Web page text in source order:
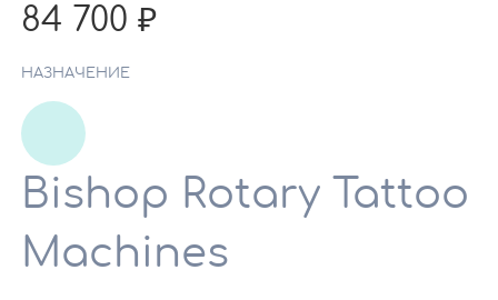
84 700
НАЗНАЧЕНИЕ
Bishop Rotary Tattoo
Machines